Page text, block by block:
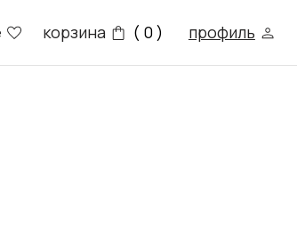
( 0 ) профиль